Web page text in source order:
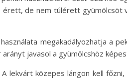
de nem túlérett
megakadályozhatja a
javasol a gyümölcshöz
lekvárt közepes lángon kell